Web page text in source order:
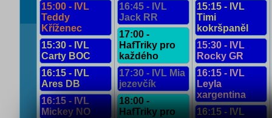
15:00 - IVL
Teddy
Kříženec
15:30 - IVL
Carty BOC
16:15 - IVL
Ares DB
16:15 - IVL
Mickey NO
16:45 - IVL
Jack RR
17:00 -
HafTriky pro
každého
17:30 - IVL Mia
jezevčík
18:00 -
HafTriky pro
15:15 - IVL
Timi
kokršpaněl
15:30 - IVL
Rocky GR
16:15 - IVL
Leyla
xargentina
16:15 - IVL